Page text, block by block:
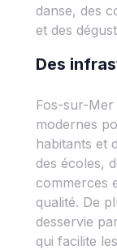
danse, des
et des
Des
Fos-sur-
modernes
habitants et
des écoles,
commerces
qualité. De
desservie
qui facilite